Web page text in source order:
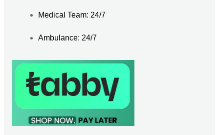
Medical Team: 24/7
Ambulance: 24/7